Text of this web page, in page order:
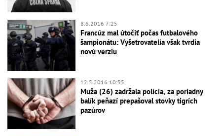
8.6.2016 7:25
Francúz mal útočiť počas futbalového
šampionátu: Vyšetrovatelia však tvrdia
novú verziu
12.5.2016 10:55
Muža (26) zadržala polícia, za poriadny
balík peňazí prepašoval stovky tigrích
pazúrov